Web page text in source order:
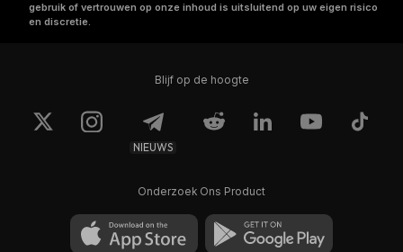
gebruik of vertrouwen op onze inhoud is uitsluitend op uw eigen risico
en discretie.
Blijf op de hoogte
NIEUWS
Onderzoek Ons Product